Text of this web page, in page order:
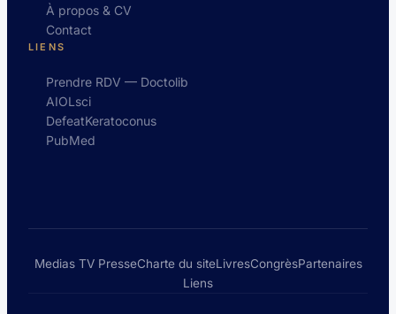
À propos & CV
Contact
LIENS
Prendre RDV — Doctolib
AIOLsci
DefeatKeratoconus
PubMed
Medias TV PresseCharte du siteLivresCongrèsPartenaires
Liens